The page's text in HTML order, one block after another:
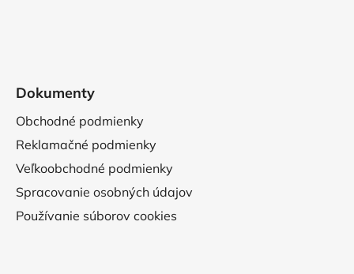
Dokumenty
Obchodné podmienky
Reklamačné podmienky
Veľkoobchodné podmienky
Spracovanie osobných údajov
Používanie súborov cookies